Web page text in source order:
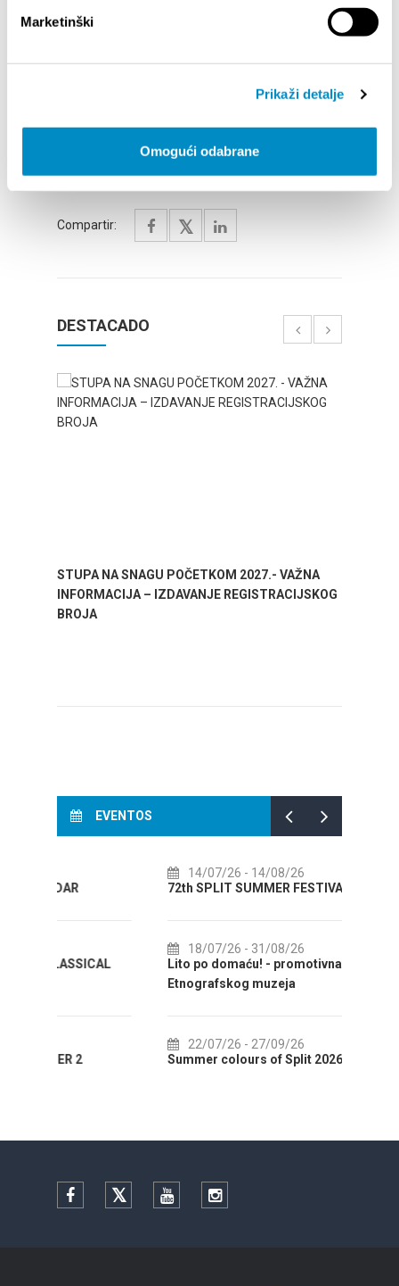
Marketinški
Prikaži detalje
Omogući odabrane
antiguo cementerio judío del siglo XVI.
Para terminar su recorrido puede pasear por la
todos los ganadores de medallas olímpicas. O
residentes de Split – tomando un café y viendo la
vida ruidosa alrededor.
Compartir:
DESTACADO
STUPA NA SNAGU POČETKOM 2027.- VAŽNA
INFORMACIJA – IZDAVANJE REGISTRACIJSKOG
BROJA
EVENTOS
- 14/08/26
72th SPLIT SUMMER FESTIVAL
- 31/08/26
Lito po domaću! - promotivna akcija
Etnografskog muzeja
- 27/09/26
Summer colours of Split 2026
Facebook TwitterYouTubeInstagram